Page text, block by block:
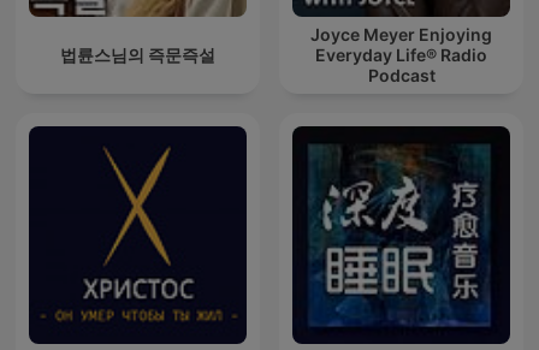
법륜스님의 즉문즉설
Joyce Meyer Enjoying
Everyday Life® Radio
Podcast